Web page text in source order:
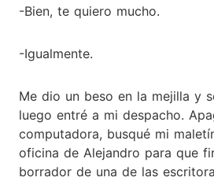
-Bien, te quiero mucho.
-Igualmente.
Me dio un beso en la mejilla y
luego entré a mi despacho.
computadora, busqué mi
oficina de Alejandro para que
borrador de una de las